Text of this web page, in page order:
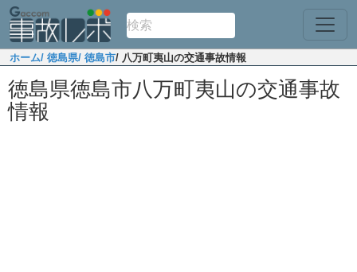
ホーム/ 徳島県/ 徳島市/ 八万町夷山の交通事故情報
徳島県徳島市八万町夷山の交通事故
情報